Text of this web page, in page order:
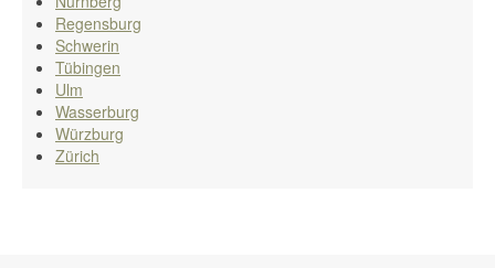
Regensburg
Schwerin
Tübingen
Ulm
Wasserburg
Würzburg
Zürich